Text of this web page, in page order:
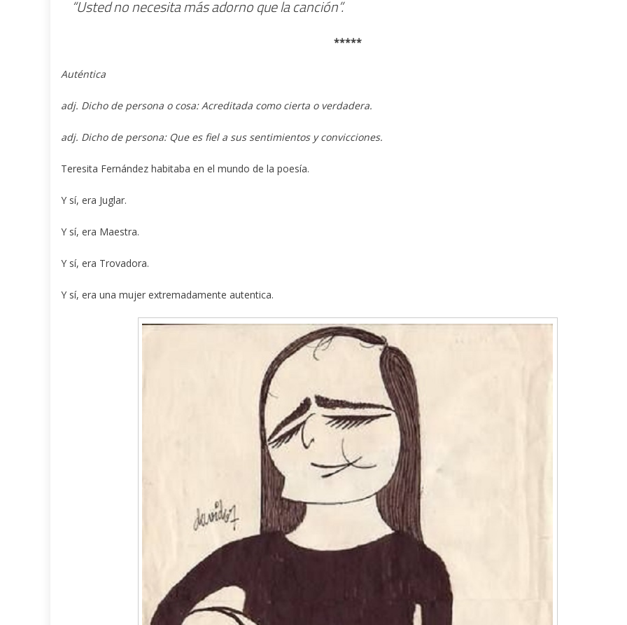
“Usted no necesita más adorno que la canción”.
*****
Auténtica
adj. Dicho de persona o cosa: Acreditada como cierta o verdadera.
adj. Dicho de persona: Que es fiel a sus sentimientos y convicciones.
Teresita Fernández habitaba en el mundo de la poesía.
Y sí, era Juglar.
Y sí, era Maestra.
Y sí, era Trovadora.
Y sí, era una mujer extremadamente autentica.